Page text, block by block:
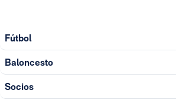
Fútbol
Baloncesto
Socios